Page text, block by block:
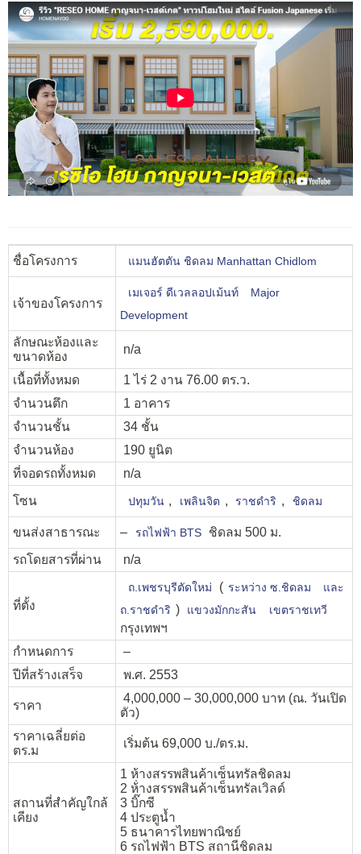
ชื่อโครงการ แมนฮัตตัน ชิดลม Manhattan Chidlom
เจ้าของโครงการ
เมเจอร์ ดีเวลลอปเม้นท์
Major
Development
ลักษณะห้องและ
ขนาดห้อง
n/a
เนื้อที่ทั้งหมด
1 ไร่ 2 งาน 76.00 ตร.ว.
จำนวนตึก
1 อาคาร
จำนวนชั้น
34 ชั้น
จำนวนห้อง
190 ยูนิต
ที่จอดรถทั้งหมด
n/a
โซน
ปทุมวัน , เพลินจิต , ราชดำริ , ชิดลม
ขนส่งสาธารณะ – รถไฟฟ้า BTS
ชิดลม 500 ม.
รถโดยสารที่ผ่าน
n/a
ที่ตั้ง
ถ.เพชรบุรีตัดใหม่ ( ระหว่าง ซ.ชิดลม
และ
ถ.ราชดำริ ) แขวงมักกะสัน เขตราชเทวี
กรุงเทพฯ
กำหนดการ
–
ปีที่สร้างเสร็จ
พ.ศ. 2553
ราคา
4,000,000 – 30,000,000 บาท (ณ. วันเปิด
ตัว)
ราคาเฉลี่ยต่อ
ตร.ม
เริ่มต้น 69,000 บ./ตร.ม.
สถานที่สำคัญใกล้
เคียง
1 ห้างสรรพสินค้าเซ็นทรัลชิดลม
2 ห้่างสรรพสินค้าเซ็นทรัลเวิลด์
3 บิ๊กซี
4 ประตูน้ำ
5 ธนาคารไทยพาณิชย์
6 รถไฟฟ้า BTS สถานีชิดลม